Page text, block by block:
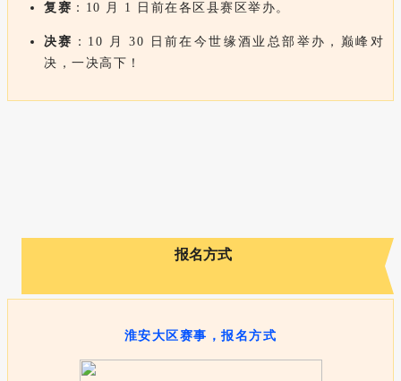
复赛 ：10 月 1 日前在各区县赛区举办。
决赛 ：10 月 30 日前在今世缘酒业总部举办，巅峰对
决，一决高下！
报名方式
淮安大区赛事，报名方式